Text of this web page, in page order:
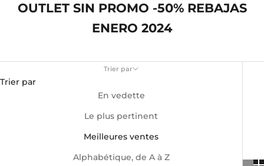
OUTLET SIN PROMO -50% REBAJAS
ENERO 2024
Trier par
Trier par
En vedette
Le plus pertinent
Meilleures ventes
Alphabétique, de A à Z